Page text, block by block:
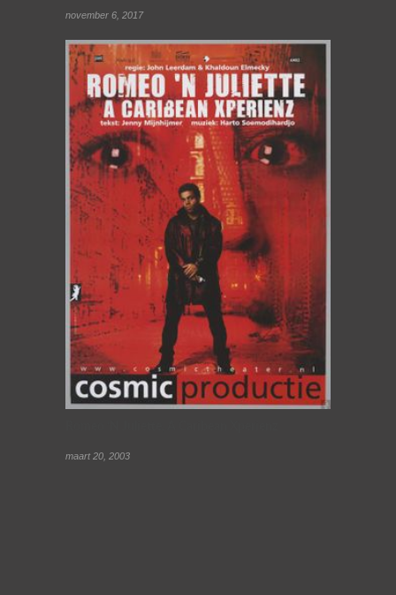
november 6, 2017
maart 20, 2003